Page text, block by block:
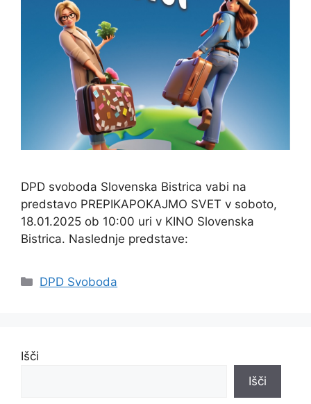
DPD svoboda Slovenska Bistrica vabi na
predstavo PREPIKAPOKAJMO SVET v soboto,
18.01.2025 ob 10:00 uri v KINO Slovenska
Bistrica. Naslednje predstave:
Categories
DPD Svoboda
Išči
Išči